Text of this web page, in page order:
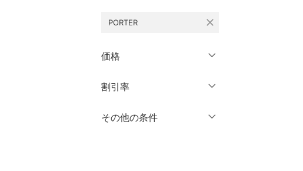
ワンピース・ドレス
スカート
ーオール
バッグ
クリア
PORTER close
価格
絞り込み
割引率
％OFF～ ％OFF
その他の条件